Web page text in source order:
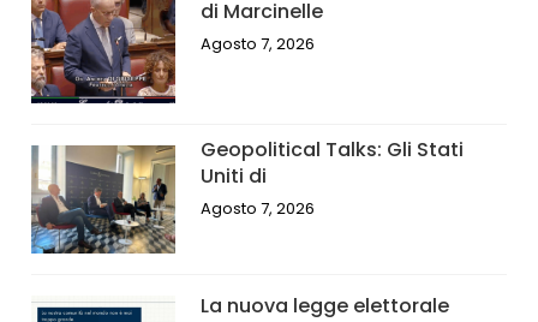
di Marcinelle
Agosto 7, 2026
Geopolitical Talks: Gli Stati
Uniti di
Agosto 7, 2026
La nuova legge elettorale